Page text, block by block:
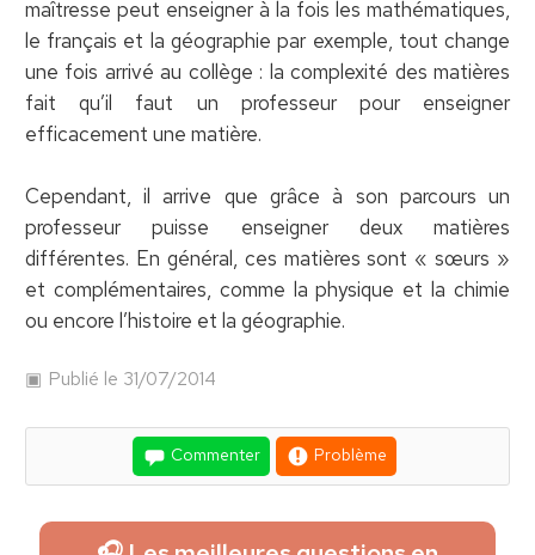
maîtresse peut enseigner à la fois les mathématiques,
le français et la géographie par exemple, tout change
une fois arrivé au collège : la complexité des matières
fait qu’il faut un professeur pour enseigner
efficacement une matière.
Cependant, il arrive que grâce à son parcours un
professeur puisse enseigner deux matières
différentes. En général, ces matières sont « sœurs »
et complémentaires, comme la physique et la chimie
ou encore l’histoire et la géographie.
Publié le 31/07/2014
Commenter Problème